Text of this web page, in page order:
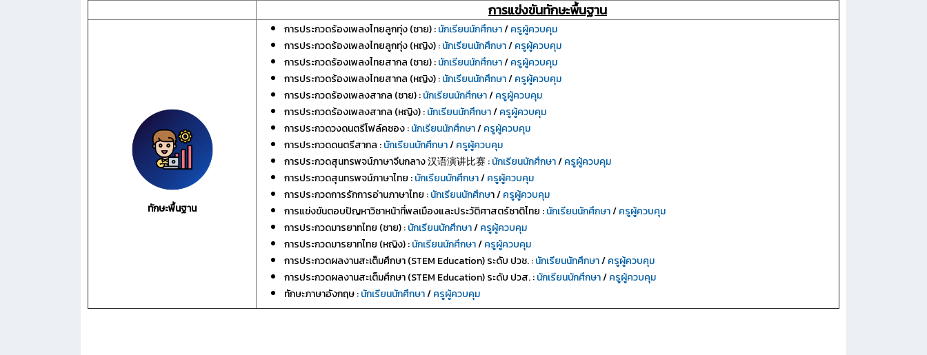
การแข่งขันทักษะพื้นฐาน
ทักษะพื้นฐาน
การประกวดร้องเพลงไทยลูกทุ่ง (ชาย) :นักเรียนนักศึกษา/ครูผู้ควบคุม
การประกวดร้องเพลงไทยลูกทุ่ง (หญิง) :นักเรียนนักศึกษา/ครูผู้ควบคุม
การประกวดร้องเพลงไทยสากล (ชาย) :นักเรียนนักศึกษา/ครูผู้ควบคุม
การประกวดร้องเพลงไทยสากล (หญิง) :นักเรียนนักศึกษา/ครูผู้ควบคุม
การประกวดร้องเพลงสากล (ชาย) :นักเรียนนักศึกษา/ครูผู้ควบคุม
การประกวดร้องเพลงสากล (หญิง) :นักเรียนนักศึกษา/ครูผู้ควบคุม
การประกวดวงดนตรีโฟล์คซอง :นักเรียนนักศึกษา/ครูผู้ควบคุม
การประกวดดนตรีสากล :นักเรียนนักศึกษา/ครูผู้ควบคุม
การประกวดสุนทรพจน์ภาษาจีนกลาง 汉语演讲比赛 :นักเรียนนักศึกษา/ครูผู้ควบคุม
การประกวดสุนทรพจน์ภาษาไทย :นักเรียนนักศึกษา/ครูผู้ควบคุม
การประกวดการรักการอ่านภาษาไทย :นักเรียนนักศึกษา /ครูผู้ควบคุม
การแข่งขันตอบปัญหาวิชาหน้าที่พลเมืองและประวัติศาสตร์ชาติไทย :นักเรียนนักศึกษา/ครูผู้ควบคุม
การประกวดมารยาทไทย (ชาย) :นักเรียนนักศึกษา/ครูผู้ควบคุม
การประกวดมารยาทไทย (หญิง) :นักเรียนนักศึกษา/ครูผู้ควบคุม
การประกวดผลงานสะเต็มศึกษา (STEM Education) ระดับ ปวช. :นักเรียนนักศึกษา/ครูผู้ควบคุม
การประกวดผลงานสะเต็มศึกษา (STEM Education) ระดับ ปวส. :นักเรียนนักศึกษา/ครูผู้ควบคุม
ทักษะภาษาอังกฤษ :นักเรียนนักศึกษา/ครูผู้ควบคุม